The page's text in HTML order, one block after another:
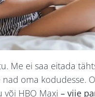
Me ei saa eitada
oma kodudesse.
või HBO Maxi – viie